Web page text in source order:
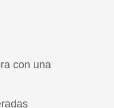
con una